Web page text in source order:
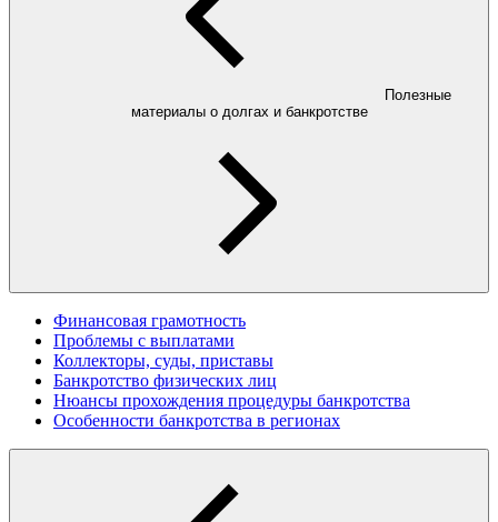
Полезные
материалы о долгах и банкротстве
Финансовая грамотность
Проблемы с выплатами
Коллекторы, суды, приставы
Банкротство физических лиц
Нюансы прохождения процедуры банкротства
Особенности банкротства в регионах